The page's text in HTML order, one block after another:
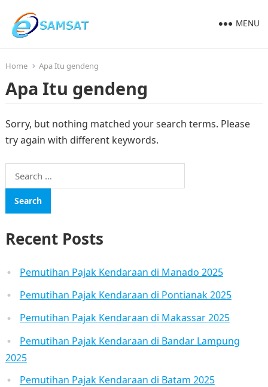
MENU
Home Apa Itu gendeng
Apa Itu gendeng
Sorry, but nothing matched your search terms. Please
try again with different keywords.
Search
for:
Recent Posts
Pemutihan Pajak Kendaraan di Manado 2025
Pemutihan Pajak Kendaraan di Pontianak 2025
Pemutihan Pajak Kendaraan di Makassar 2025
Pemutihan Pajak Kendaraan di Bandar Lampung
2025
Pemutihan Pajak Kendaraan di Batam 2025